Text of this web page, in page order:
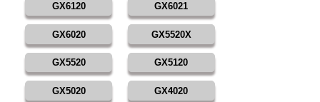
GX6120 GX6021
GX6020 GX5520X
GX5520 GX5120
GX5020 GX4020